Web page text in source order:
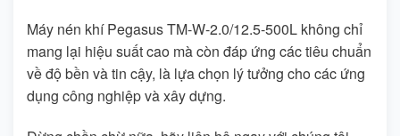
Máy nén khí Pegasus TM-W-2.0/12.5-500L không chỉ
mang lại hiệu suất cao mà còn đáp ứng các tiêu chuẩn
về độ bền và tin cậy, là lựa chọn lý tưởng cho các ứng
dụng công nghiệp và xây dựng.